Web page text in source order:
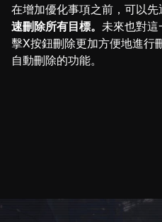
在增加優化事項之前，可以先
速刪除所有目標。 未來也對
擊X按鈕刪除更加方便地進行
自動刪除的功能。